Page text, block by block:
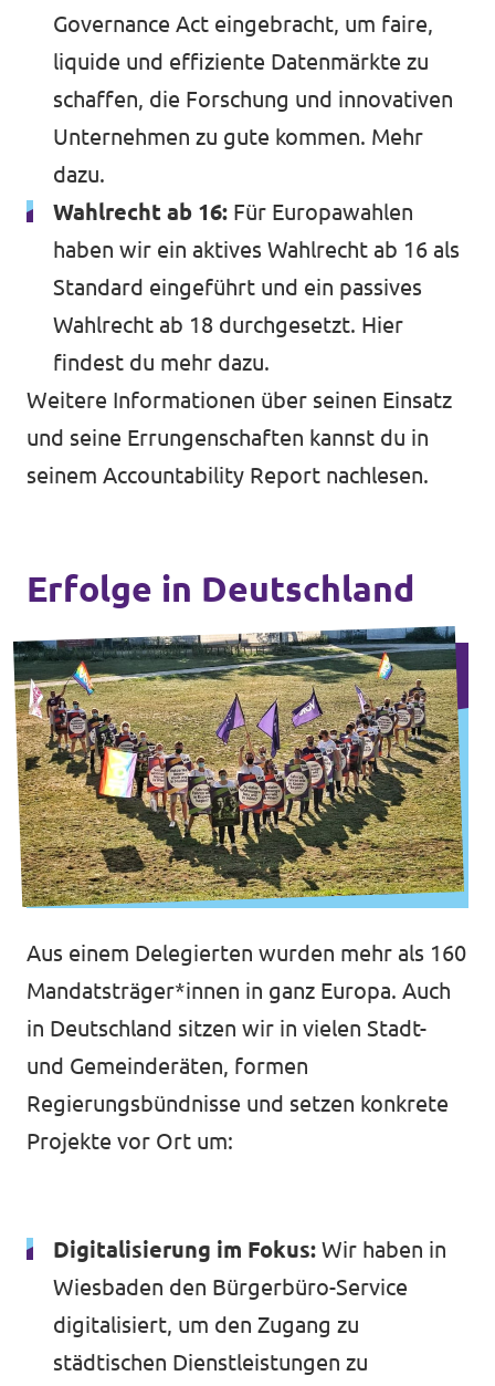
Governance Act eingebracht, um faire,
liquide und effiziente Datenmärkte zu
schaffen, die Forschung und innovativen
Unternehmen zu gute kommen. Mehr
dazu.
Wahlrecht ab 16: Für Europawahlen
haben wir ein aktives Wahlrecht ab 16 als
Standard eingeführt und ein passives
Wahlrecht ab 18 durchgesetzt. Hier
findest du mehr dazu.
Weitere Informationen über seinen Einsatz
und seine Errungenschaften kannst du in
seinem Accountability Report nachlesen.
Erfolge in Deutschland
Aus einem Delegierten wurden mehr als 160
Mandatsträger*innen in ganz Europa. Auch
in Deutschland sitzen wir in vielen Stadt-
und Gemeinderäten, formen
Regierungsbündnisse und setzen konkrete
Projekte vor Ort um:
Digitalisierung im Fokus: Wir haben in
Wiesbaden den Bürgerbüro-Service
digitalisiert, um den Zugang zu
städtischen Dienstleistungen zu